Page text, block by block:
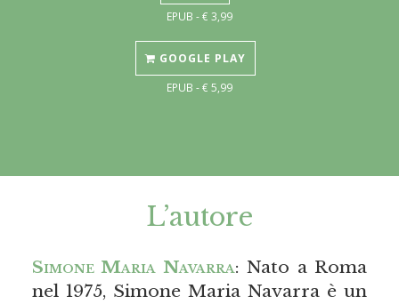
EPUB - € 3,99
GOOGLE PLAY
EPUB - € 5,99
L’autore
Simone Maria Navarra: Nato a Roma
nel 1975, Simone Maria Navarra è un